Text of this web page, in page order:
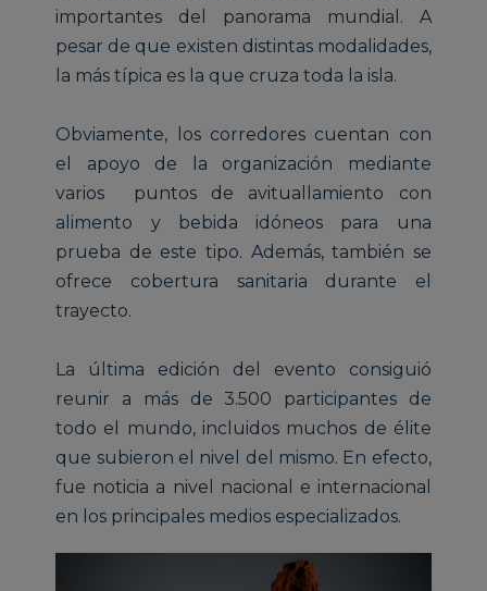
importantes del panorama mundial. A
pesar de que existen distintas modalidades,
la más típica es la que cruza toda la isla.
Obviamente, los corredores cuentan con
el apoyo de la organización mediante
varios puntos de avituallamiento con
alimento y bebida idóneos para una
prueba de este tipo. Además, también se
ofrece cobertura sanitaria durante el
trayecto.
La última edición del evento consiguió
reunir a más de 3.500 participantes de
todo el mundo, incluidos muchos de élite
que subieron el nivel del mismo. En efecto,
fue noticia a nivel nacional e internacional
en los principales medios especializados.